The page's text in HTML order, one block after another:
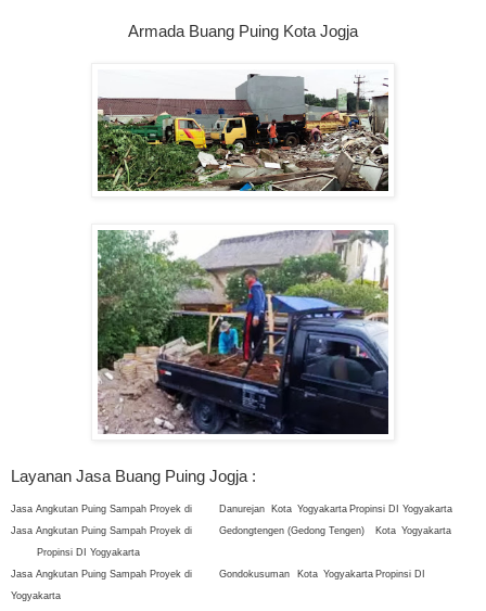
Armada Buang Puing Kota Jogja
Layanan Jasa Buang Puing Jogja :
Jasa Angkutan Puing Sampah Proyek di Danurejan Kota Yogyakarta Propinsi DI Yogyakarta
Jasa Angkutan Puing Sampah Proyek di
Gedongtengen (Gedong Tengen) Kota Yogyakarta
Propinsi DI Yogyakarta
Jasa Angkutan Puing Sampah Proyek di
Gondokusuman Kota Yogyakarta Propinsi DI
Yogyakarta